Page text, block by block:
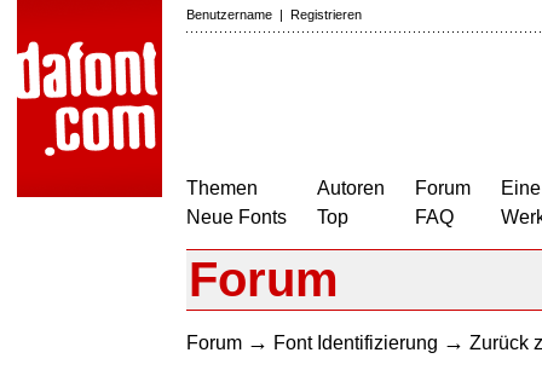
Benutzername | Registrieren
Themen
Neue Fonts
Autoren
Top
Forum
FAQ
Forum
Forum → Font Identifizierung → Zurück